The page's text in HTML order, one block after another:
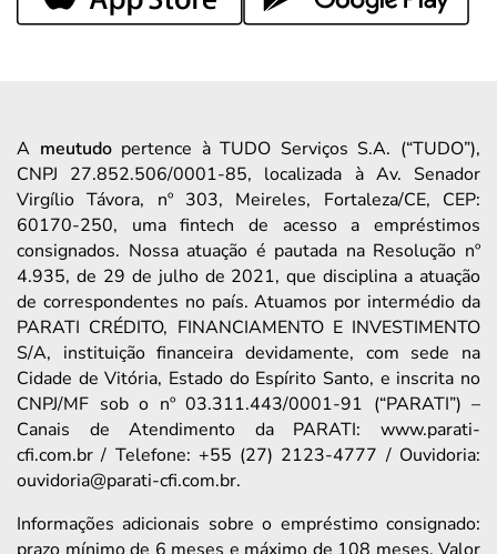
A meutudopertence à TUDO Serviços S.A. (“TUDO”),
CNPJ 27.852.506/0001-85, localizada à Av. Senador
Virgílio Távora, nº 303, Meireles, Fortaleza/CE, CEP:
60170-250, uma fintech de acesso a empréstimos
consignados. Nossa atuação é pautada na Resolução nº
4.935, de 29 de julho de 2021, que disciplina a atuação
de correspondentes no país. Atuamos por intermédio da
PARATI CRÉDITO, FINANCIAMENTO E INVESTIMENTO
S/A, instituição financeira devidamente, com sede na
Cidade de Vitória, Estado do Espírito Santo, e inscrita no
CNPJ/MF sob o nº 03.311.443/0001-91 (“PARATI”) –
Canais de Atendimento da PARATI: www.parati-
cfi.com.br / Telefone: +55 (27) 2123-4777 / Ouvidoria:
ouvidoria@parati-cfi.com.br.
Informações adicionais sobre o empréstimo consignado: